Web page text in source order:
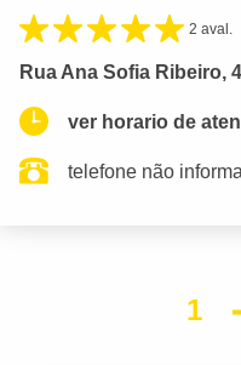
2 aval.
Rua Ana Sofia Ribeiro,
ver horario de
telefone não
1